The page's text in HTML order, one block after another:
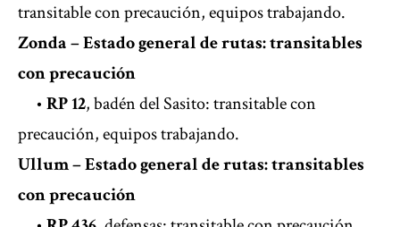
transitable con precaución, equipos trabajando.
Zonda – Estado general de rutas: transitables
con precaución
• RP 12, badén del Sasito: transitable con
precaución, equipos trabajando.
Ullum – Estado general de rutas: transitables
con precaución